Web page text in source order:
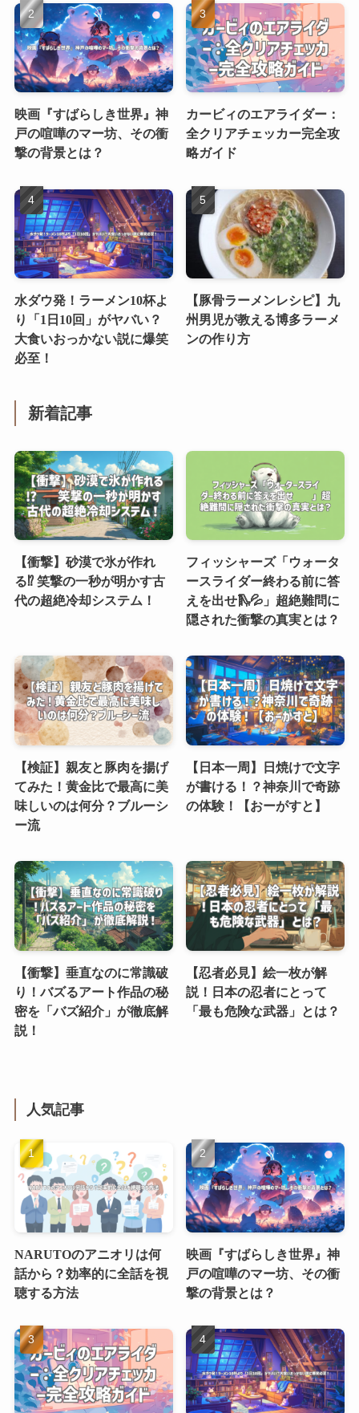
映画『すばらしき世界』神
戸の喧嘩のマー坊、その衝
撃の背景とは？
カービィのエアライダー：
全クリアチェッカー完全攻
略ガイド
水ダウ発！ラーメン10杯よ
り「1日10回」がヤバい？
大食いおっかない説に爆笑
必至！
【豚骨ラーメンレシピ】九
州男児が教える博多ラーメ
ンの作り方
新着記事
【衝撃】砂漠で氷が作れ
る⁉︎ 笑撃の一秒が明かす古
代の超絶冷却システム！
フィッシャーズ「ウォータ
ースライダー終わる前に答
えを出せ🛝💦」超絶難問に
隠された衝撃の真実とは？
【検証】親友と豚肉を揚げ
てみた！黄金比で最高に美
味しいのは何分？ブルーシ
ー流
【日本一周】日焼けで文字
が書ける！？神奈川で奇跡
の体験！【おーがすと】
【衝撃】垂直なのに常識破
り！バズるアート作品の秘
密を「バズ紹介」が徹底解
説！
【忍者必見】絵一枚が解
説！日本の忍者にとって
「最も危険な武器」とは？
人気記事
NARUTOのアニオリは何
話から？効率的に全話を視
聴する方法
映画『すばらしき世界』神
戸の喧嘩のマー坊、その衝
撃の背景とは？